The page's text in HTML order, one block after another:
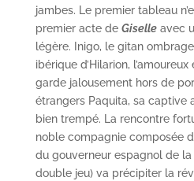
jambes. Le premier tableau
premier acte de Giselleavec
légère. Inigo, le gitan
ibérique d’Hilarion,
garde jalousement hors de
étrangers Paquita, sa captive
bien trempé. La rencontre
noble compagnie composée
du gouverneur espagnol de
double jeu) va précipiter la